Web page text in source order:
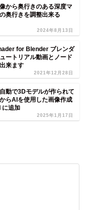
から奥行きのある深度マ
奥行きを調整出来る
2024年8月13日
for Blender ブレンダ
ートリアル動画とノード
来ます
2021年12月28日
動で3Dモデルが作られて
らAIを使用した画像作成
に追加
2025年1月17日